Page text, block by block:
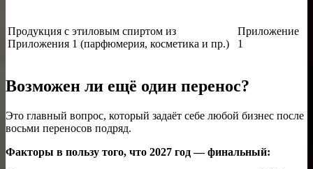
Продукция с этиловым спиртом из
Приложения 1 (парфюмерия, косметика и пр.)
Приложение
1
Возможен ли ещё один перенос?
Это главный вопрос, который задаёт себе любой бизнес после
восьми переносов подряд.
Факторы в пользу того, что 2027 год — финальный: